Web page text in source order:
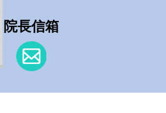
院長信箱